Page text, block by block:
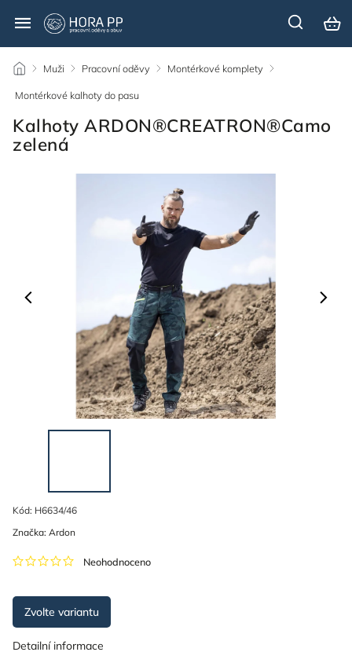
/ Muži / Pracovní oděvy / Montérkové komplety /
Montérkové kalhoty do pasu
Kalhoty ARDON®CREATRON®Camo
zelená
Kód: H6634/46
Neohodnoceno
Značka: Ardon
Zvolte variantu
Detailní informace